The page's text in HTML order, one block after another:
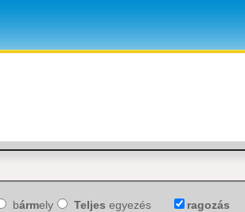
bármely Teljes egyezés ragozás